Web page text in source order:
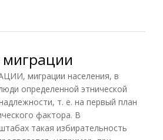
миграции
миграции населения, в
определенной этнической
т. е. на первый план
фактора. В
такая избирательность